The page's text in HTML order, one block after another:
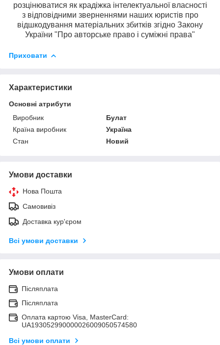
розцінюватися як крадіжка інтелектуальної власності
з відповідними зверненнями наших юристів про
відшкодування матеріальних збитків згідно Закону
України "Про авторське право і суміжні права"
Приховати
Характеристики
Основні атрибути
Виробник
Булат
Країна виробник
Україна
Стан
Новий
Умови доставки
Нова Пошта
Самовивіз
Доставка кур'єром
Всі умови доставки
Умови оплати
Післяплата
Післяплата
Оплата картою Visa, MasterCard:
UA193052990000026009050574580
Всі умови оплати